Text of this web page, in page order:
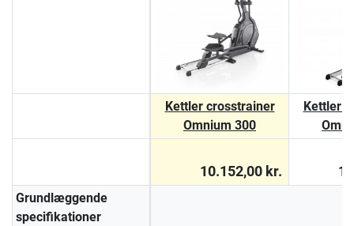
Kettler crosstrainer
Omnium 300
Kettler
10.152,00 kr.
Grundlæggende
specifikationer